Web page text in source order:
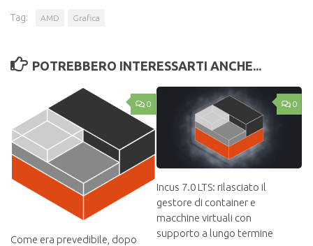
Tag: AMD Grafica
POTREBBERO INTERESSARTI ANCHE...
0
Come era prevedibile, dopo
0
Incus 7.0 LTS: rilasciato il
gestore di container e
macchine virtuali con
supporto a lungo termine